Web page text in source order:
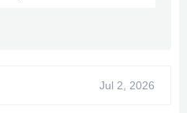
Jul 2, 2026